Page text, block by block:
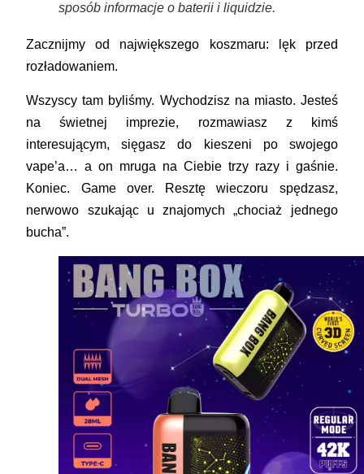
sposób informacje o baterii i liquidzie.
Zacznijmy od największego koszmaru:
lęk przed
rozładowaniem.
Wszyscy tam byliśmy. Wychodzisz na miasto. Jesteś
na świetnej imprezie, rozmawiasz z kimś
interesującym, sięgasz do kieszeni po swojego
vape’a… a on mruga na Ciebie trzy razy i gaśnie.
Koniec. Game over. Resztę wieczoru spędzasz,
nerwowo szukając u znajomych „chociaż jednego
bucha”.